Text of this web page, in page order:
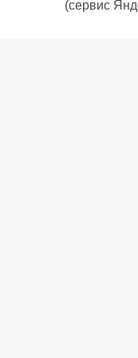
(сервис